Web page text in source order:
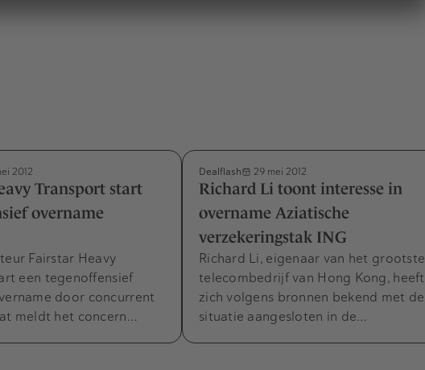
2012
Transport start
overname
Fairstar Heavy
een tegenoffensief
door concurrent
meldt het concern…
Dealflash 29 mei 2012
Richard Li toont interesse in
overname Aziatische
verzekeringstak ING
Richard Li, eigenaar van het grootste
telecombedrijf van Hong Kong, heeft
zich volgens bronnen bekend met de
situatie aangesloten in de…